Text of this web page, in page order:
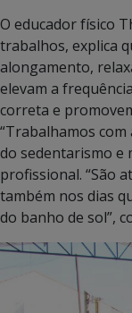
O educador físico
trabalhos, explica
alongamento,
elevam a
correta e
“Trabalhamos
do sedentarismo e
profissional. “São
também nos dias
do banho de sol”,